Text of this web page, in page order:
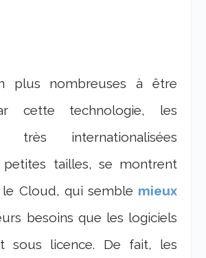
plus nombreuses à être
cette technologie, les
très internationalisées
tailles, se montrent
Cloud, qui semble mieux
besoins que les logiciels
sous licence. De fait, les